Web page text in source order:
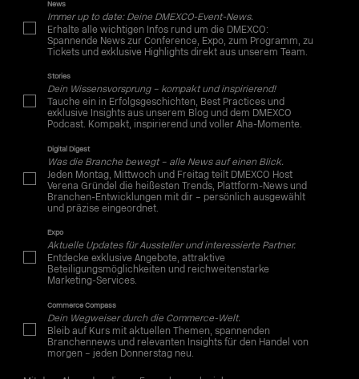
News
Immer up to date: Deine DMEXCO-Event-News.
Erhalte alle wichtigen Infos rund um die DMEXCO:
Spannende News zur Conference, Expo, zum Programm, zu
Tickets und exklusive Highlights direkt aus unserem Team.
Stories
Dein Wissensvorsprung – kompakt und inspirierend!
Tauche ein in Erfolgsgeschichten, Best Practices und
exklusive Insights aus unserem Blog und dem DMEXCO
Podcast. Kompakt, inspirierend und voller Aha-Momente.
Digital Digest
Was die Branche bewegt – alle News auf einen Blick.
Jeden Montag, Mittwoch und Freitag teilt DMEXCO Host
Verena Gründel die heißesten Trends, Plattform-News und
Branchen-Entwicklungen mit dir – persönlich ausgewählt
und präzise eingeordnet.
Expo
Aktuelle Updates für Aussteller und interessierte Partner.
Entdecke exklusive Angebote, attraktive
Beteiligungsmöglichkeiten und reichweitenstarke
Marketing-Services.
Commerce Compass
Dein Wegweiser durch die Commerce-Welt.
Bleib auf Kurs mit aktuellen Themen, spannenden
Branchennews und relevanten Insights für den Handel von
morgen – jeden Donnerstag neu.